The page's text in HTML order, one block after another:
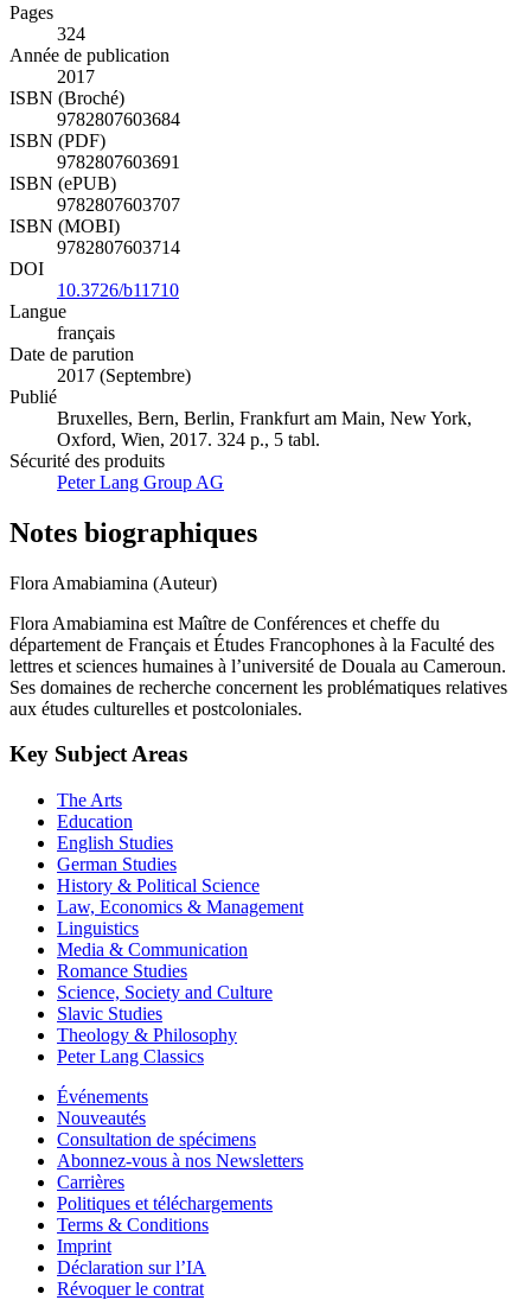
Pages
324
Année de publication
2017
ISBN (Broché)
9782807603684
ISBN (PDF)
9782807603691
ISBN (ePUB)
9782807603707
ISBN (MOBI)
9782807603714
DOI
10.3726/b11710
Langue
français
Date de parution
2017 (Septembre)
Publié
Bruxelles, Bern, Berlin, Frankfurt am Main, New York,
Oxford, Wien, 2017. 324 p., 5 tabl.
Sécurité des produits
Peter Lang Group AG
Notes biographiques
Flora Amabiamina (Auteur)
Flora Amabiamina est Maître de Conférences et cheffe du
département de Français et Études Francophones à la Faculté des
lettres et sciences humaines à l’université de Douala au Cameroun.
Ses domaines de recherche concernent les problématiques relatives
aux études culturelles et postcoloniales.
Key Subject Areas
The Arts
Education
English Studies
German Studies
History & Political Science
Law, Economics & Management
Linguistics
Media & Communication
Romance Studies
Science, Society and Culture
Slavic Studies
Theology & Philosophy
Peter Lang Classics
Événements
Nouveautés
Consultation de spécimens
Abonnez-vous à nos Newsletters
Carrières
Politiques et téléchargements
Terms & Conditions
Imprint
Déclaration sur l’IA
Révoquer le contrat